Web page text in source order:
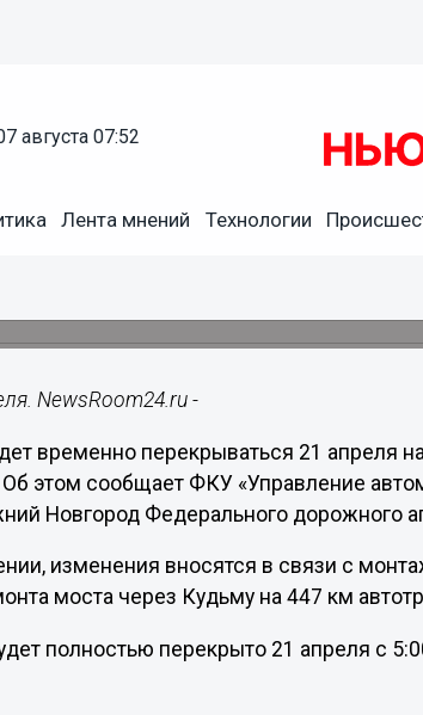
августа 07:52
Лента мнений Технологии
21 апреля на трассе
NewsRoom24.ru -
временно перекрываться 21 апреля
этом сообщает ФКУ «Управление
Новгород Федерального дорожного
изменения вносятся в связи с
моста через Кудьму на 447 км
полностью перекрыто 21 апреля с